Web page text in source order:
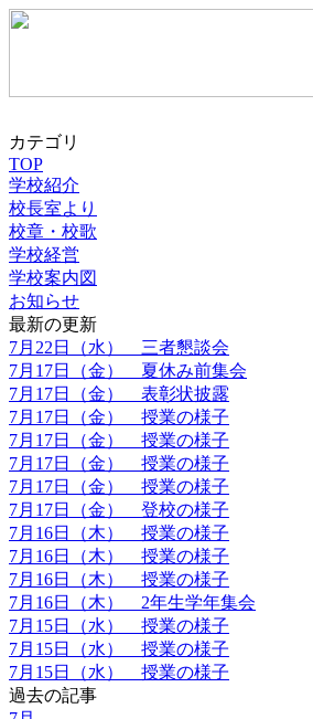
カテゴリ
TOP
学校紹介
校長室より
校章・校歌
学校経営
学校案内図
お知らせ
最新の更新
7月22日（水） 三者懇談会
7月17日（金） 夏休み前集会
7月17日（金） 表彰状披露
7月17日（金） 授業の様子
7月17日（金） 授業の様子
7月17日（金） 授業の様子
7月17日（金） 授業の様子
7月17日（金） 登校の様子
7月16日（木） 授業の様子
7月16日（木） 授業の様子
7月16日（木） 授業の様子
7月16日（木） 2年生学年集会
7月15日（水） 授業の様子
7月15日（水） 授業の様子
7月15日（水） 授業の様子
過去の記事